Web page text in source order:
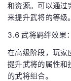
和资源。可以通过
来提升武将的等级。
3.6 武将羁绊效果：
在高级阶段，玩家
提升武将的属性和
的武将组合。